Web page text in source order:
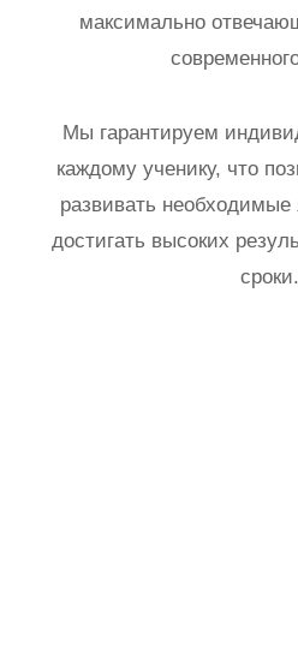
максимально
Мы гарантируем
каждому ученику, что
развивать
достигать высоких
сроки.